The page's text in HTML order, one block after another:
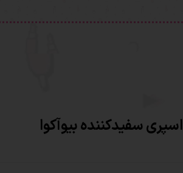
اسپری سفیدکننده بیوآکوا